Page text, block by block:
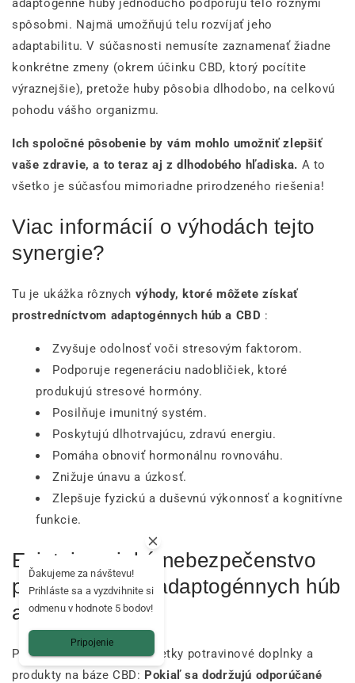
spôsobmi. Najmä umožňujú telu rozvíjať jeho
adaptabilitu. V súčasnosti nemusíte zaznamenať žiadne
konkrétne zmeny (okrem účinku CBD, ktorý pocítite
výraznejšie), pretože huby pôsobia dlhodobo, na celkovú
pohodu vášho organizmu.
Ich spoločné pôsobenie by vám mohlo umožniť zlepšiť
vaše zdravie, a to teraz aj z dlhodobého hľadiska. A to
všetko je súčasťou mimoriadne prirodzeného riešenia!
Viac informácií o výhodách tejto
synergie?
Tu je ukážka rôznych výhody, ktoré môžete získať
prostredníctvom adaptogénnych húb a CBD :
Zvyšuje odolnosť voči stresovým faktorom.
Podporuje regeneráciu nadobličiek, ktoré
produkujú stresové hormóny.
Posilňuje imunitný systém.
Poskytujú dlhotrvajúcu, zdravú energiu.
Pomáha obnoviť hormonálnu rovnováhu.
Znižuje únavu a úzkosť.
Zlepšuje fyzickú a duševnú výkonnosť a kognitívne
funkcie.
Existuje nejaké nebezpečenstvo
pri konzumácii adaptogénnych húb
a CBD?
Pravidlo je rovnaké pre všetky potravinové doplnky a
produkty na báze CBD: Pokiaľ sa dodržujú odporúčané
Ďakujeme za návštevu!
Prihláste sa a vyzdvihnite si
odmenu v hodnote 5 bodov!
Pripojenie